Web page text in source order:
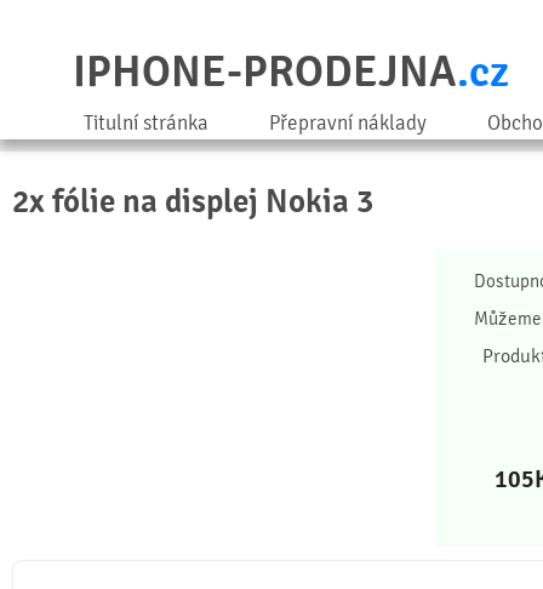
IPHONE-PRODEJNA.cz
Titulní stránka Přepravní náklady
2x fólie na displej Nokia 3
105